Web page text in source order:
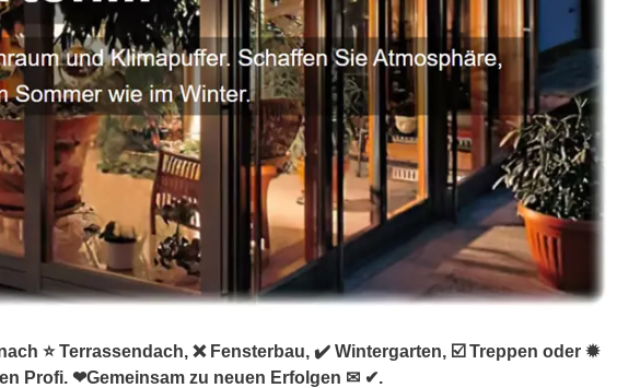
⭐ Terrassendach, ❌ Fensterbau, ✔️ Wintergarten, ☑️ Treppen oder ✹
Profi. ❤Gemeinsam zu neuen Erfolgen ✉ ✔.